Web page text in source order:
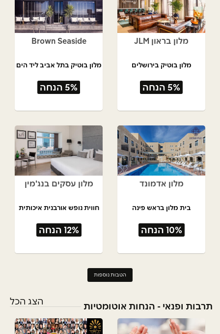
מלון בראון JLM
מלון בוטיק בירושלים
5% הנחה
Brown Seaside
מלון בוטיק בתל אביב ליד הים
5% הנחה
מלון אדמונד
בית מלון בראש פינה
10% הנחה
מלון עסקים בנג'מין
חווית נופש אורבנית איכותית
12% הנחה
הטבות נוספות
תרבות ופנאי - הנחות אוטומטיות הצג הכל